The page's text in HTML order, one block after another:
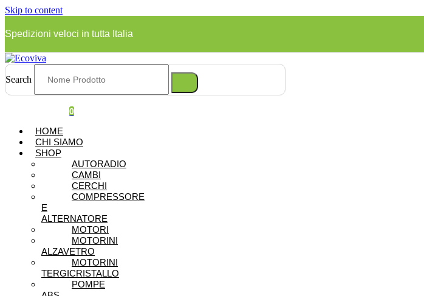
Skip to content
Spedizioni veloci in tutta Italia
Search
0
HOME
CHI SIAMO
SHOP
AUTORADIO
CAMBI
CERCHI
COMPRESSORE
E
ALTERNATORE
MOTORI
MOTORINI
ALZAVETRO
MOTORINI
TERGICRISTALLO
POMPE